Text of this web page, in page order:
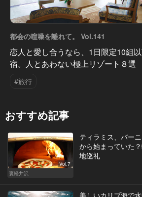
都会の喧噪を離れて。 Vol.141
恋人と愛し合うなら、1日限定10組
宿。人とあわない極上リゾート８選
#旅行
おすすめ記事
Vol.7
裏軽井沢
ティラミス、バー
から始まっていた
地巡礼